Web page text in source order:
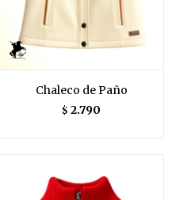
Chaleco de Paño
$ 2.790